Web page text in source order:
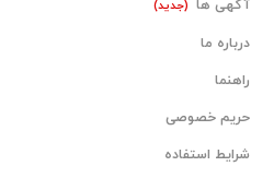
آگهی ها (جدید)
درباره ما
راهنما
حریم خصوصی
شرایط استفاده